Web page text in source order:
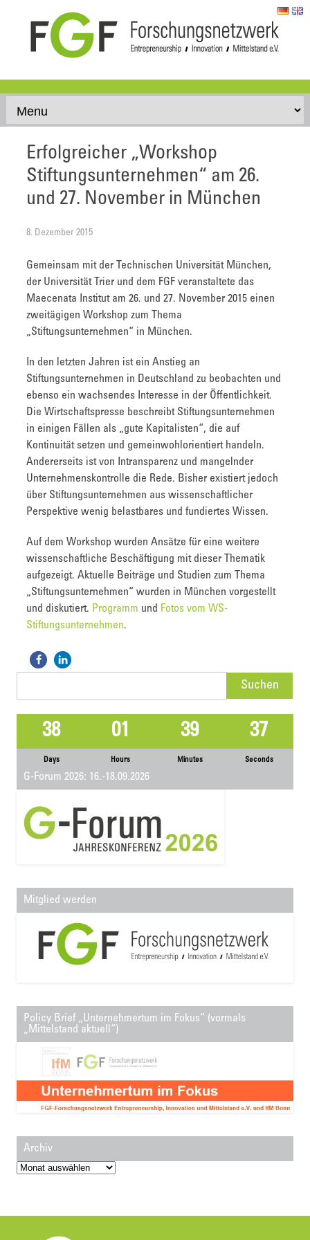
Skip to content
Erfolgreicher „Workshop
Stiftungsunternehmen“ am 26.
und 27. November in München
8. Dezember 2015
Gemeinsam mit der Technischen Universität München,
der Universität Trier und dem FGF veranstaltete das
Maecenata Institut am 26. und 27. November 2015 einen
zweitägigen Workshop zum Thema
„Stiftungsunternehmen“ in München.
In den letzten Jahren ist ein Anstieg an
Stiftungsunternehmen in Deutschland zu beobachten und
ebenso ein wachsendes Interesse in der Öffentlichkeit.
Die Wirtschaftspresse beschreibt Stiftungsunternehmen
in einigen Fällen als „gute Kapitalisten“, die auf
Kontinuität setzen und gemeinwohlorientiert handeln.
Andererseits ist von Intransparenz und mangelnder
Unternehmenskontrolle die Rede. Bisher existiert jedoch
über Stiftungsunternehmen aus wissenschaftlicher
Perspektive wenig belastbares und fundiertes Wissen.
Auf dem Workshop wurden Ansätze für eine weitere
wissenschaftliche Beschäftigung mit dieser Thematik
aufgezeigt. Aktuelle Beiträge und Studien zum Thema
„Stiftungsunternehmen“ wurden in München vorgestellt
und diskutiert. Programm und Fotos vom WS-
Stiftungsunternehmen.
38
Days
01
Hours
39
Minutes
37
Seconds
G-Forum 2026: 16.-18.09.2026
Mitglied werden
Policy Brief „Unternehmertum im Fokus“ (vormals
„Mittelstand aktuell“)
Archiv
Archiv